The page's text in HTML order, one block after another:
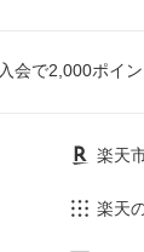
会で2,000ポイン
楽天
楽天